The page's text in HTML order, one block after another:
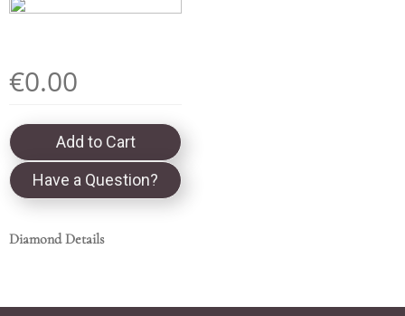
€0.00
Add to Cart
Have a Question?
Diamond Details